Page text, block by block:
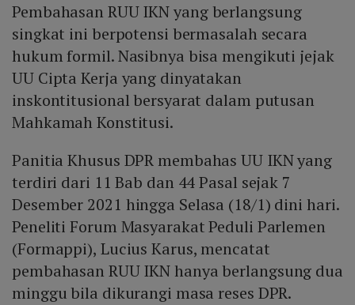
Pembahasan RUU IKN yang berlangsung
singkat ini berpotensi bermasalah secara
hukum formil. Nasibnya bisa mengikuti jejak
UU Cipta Kerja yang dinyatakan
inskontitusional bersyarat dalam putusan
Mahkamah Konstitusi.
Panitia Khusus DPR membahas UU IKN yang
terdiri dari 11 Bab dan 44 Pasal sejak 7
Desember 2021 hingga Selasa (18/1) dini hari.
Peneliti Forum Masyarakat Peduli Parlemen
(Formappi), Lucius Karus, mencatat
pembahasan RUU IKN hanya berlangsung dua
minggu bila dikurangi masa reses DPR.